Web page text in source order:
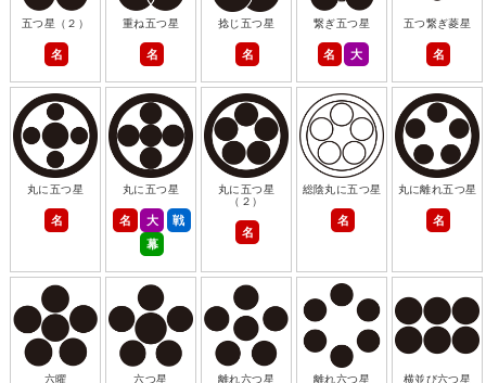
五つ星（２）
名
重ね五つ星
名
捻じ五つ星
名
繋ぎ五つ星
名 大
五つ繋ぎ菱星
名
丸に五つ星
名
丸に五つ星
名 大
戦
幕
丸に五つ星
（２）
名
総陰丸に五つ星
名
丸に離れ五つ星
名
六曜 六つ星 離れ六つ星
離れ六つ星
横並び六つ星